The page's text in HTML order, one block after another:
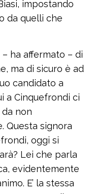
impostando
da quelli che
ha affermato – di
ma di sicuro è ad
candidato a
a Cinquefrondi ci
non
Questa signora
oggi si
Lei che parla
evidentemente
E’ la stessa